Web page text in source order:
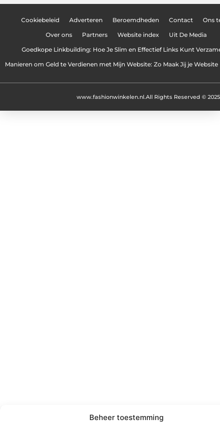
Beheer toestemming
Cookiebeleid Adverteren Beroemdheden Contact Ons
Over ons Partners Website index Uit De Media
Goedkope Linkbuilding: Hoe Je Slim en Effectief Links Kunt
Manieren om Geld te Verdienen met Mijn Website: Zo Maak Jij je Website
All Rights Reserved © 2025
www.fashionwinkelen.nl.